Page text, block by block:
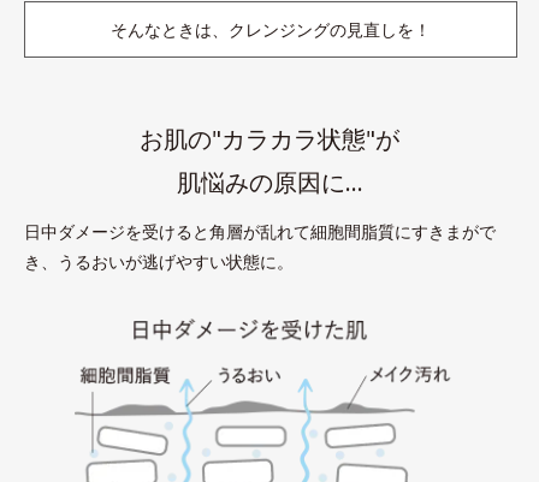
そんなときは、クレンジングの見直しを！
お肌の"カラカラ状態"が
肌悩みの原因に…
日中ダメージを受けると角層が乱れて細胞間脂質にすきまがで
き、うるおいが逃げやすい状態に。